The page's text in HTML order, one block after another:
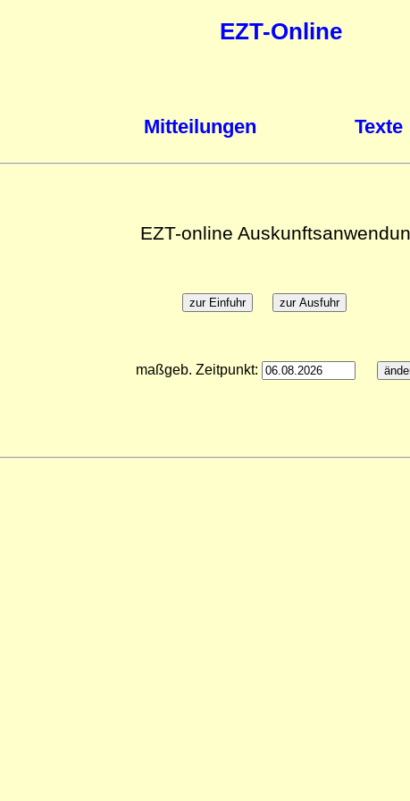
EZT-Online
Mitteilungen Texte
EZT-online
maßgeb. Zeitpunkt: